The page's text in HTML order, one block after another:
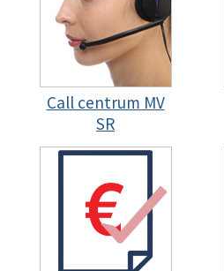
Call centrum MV
SR